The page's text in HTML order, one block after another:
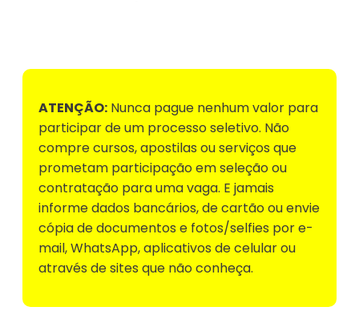
ATENÇÃO: Nunca pague nenhum valor para
participar de um processo seletivo. Não
compre cursos, apostilas ou serviços que
prometam participação em seleção ou
contratação para uma vaga. E jamais
informe dados bancários, de cartão ou envie
cópia de documentos e fotos/selfies por e-
mail, WhatsApp, aplicativos de celular ou
através de sites que não conheça.